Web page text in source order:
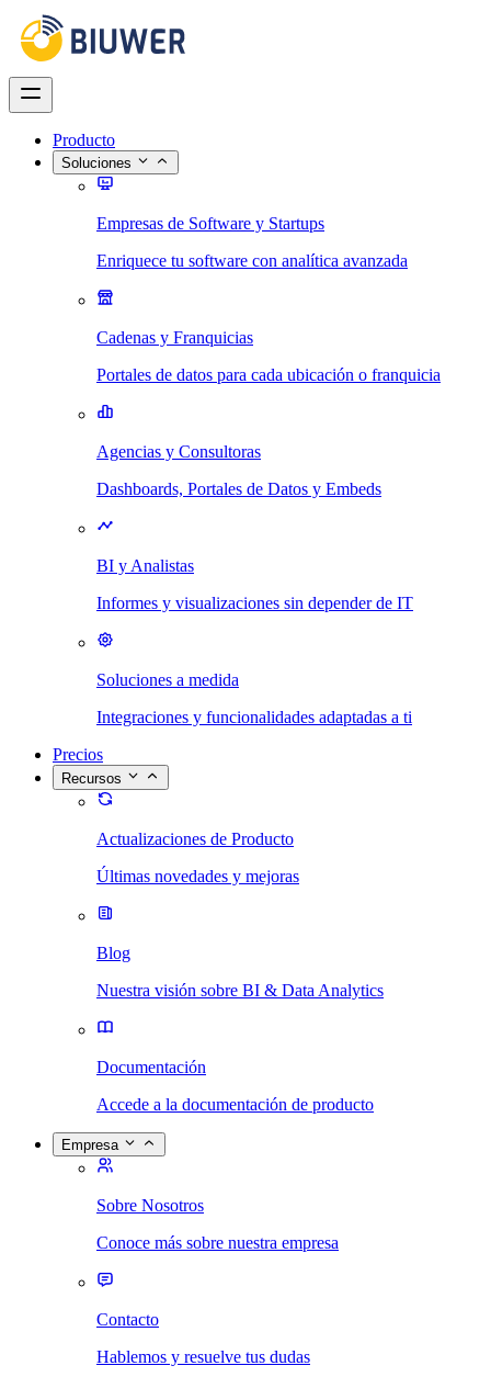
Producto
Soluciones
Empresas de Software y Startups
Enriquece tu software con analítica avanzada
Cadenas y Franquicias
Portales de datos para cada ubicación o franquicia
Agencias y Consultoras
Dashboards, Portales de Datos y Embeds
BI y Analistas
Informes y visualizaciones sin depender de IT
Soluciones a medida
Integraciones y funcionalidades adaptadas a ti
Precios
Recursos
Actualizaciones de Producto
Últimas novedades y mejoras
Blog
Nuestra visión sobre BI & Data Analytics
Documentación
Accede a la documentación de producto
Empresa
Sobre Nosotros
Conoce más sobre nuestra empresa
Contacto
Hablemos y resuelve tus dudas